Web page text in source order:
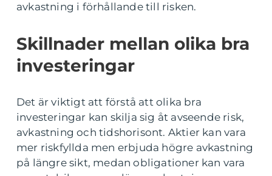
avkastning i förhållande till risken.
Skillnader mellan olika bra
investeringar
Det är viktigt att förstå att olika bra
investeringar kan skilja sig åt avseende risk,
avkastning och tidshorisont. Aktier kan vara
mer riskfyllda men erbjuda högre avkastning
på längre sikt, medan obligationer kan vara